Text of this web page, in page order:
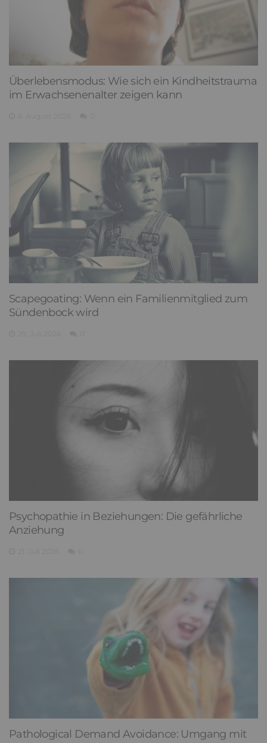
Überlebensmodus: Wie sich ein Kindheitstrauma
im Erwachsenenalter zeigen kann
Scapegoating: Wenn ein Familienmitglied zum
Sündenbock wird
Psychopathie in Beziehungen: Die gefährliche
Anziehung
Pathological Demand Avoidance: Umgang mit